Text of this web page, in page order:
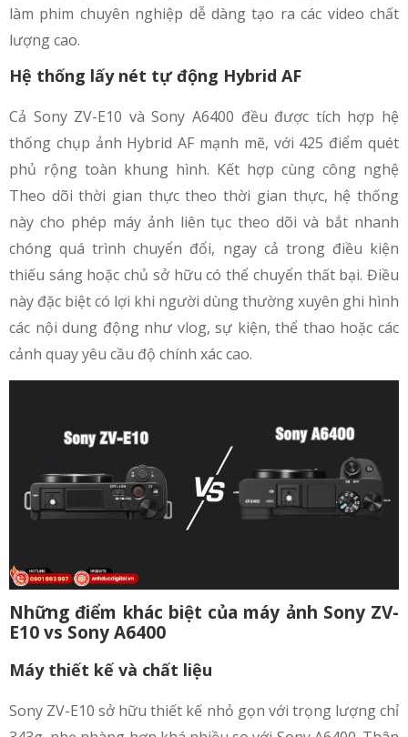
làm phim chuyên nghiệp dễ dàng tạo ra các video chất
lượng cao.
Hệ thống lấy nét tự động Hybrid AF
Cả Sony ZV-E10 và Sony A6400 đều được tích hợp hệ
thống chụp ảnh Hybrid AF mạnh mẽ, với 425 điểm quét
phủ rộng toàn khung hình. Kết hợp cùng công nghệ
Theo dõi thời gian thực theo thời gian thực, hệ thống
này cho phép máy ảnh liên tục theo dõi và bắt nhanh
chóng quá trình chuyển đổi, ngay cả trong điều kiện
thiếu sáng hoặc chủ sở hữu có thể chuyển thất bại. Điều
này đặc biệt có lợi khi người dùng thường xuyên ghi hình
các nội dung động như vlog, sự kiện, thể thao hoặc các
cảnh quay yêu cầu độ chính xác cao.
Những điểm khác biệt của máy ảnh Sony ZV-
E10 vs Sony A6400
Máy thiết kế và chất liệu
Sony ZV-E10 sở hữu thiết kế nhỏ gọn với trọng lượng chỉ